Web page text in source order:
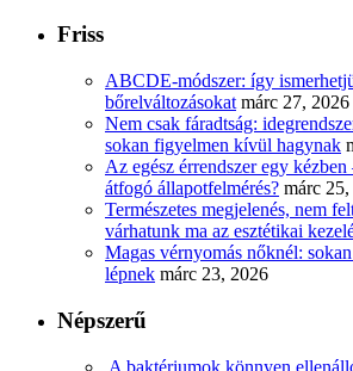
Friss
ABCDE‑módszer: így
bőrelváltozásokat márc 27, 2026
Nem csak fáradtság:
sokan figyelmen kívül hagynak
Az egész érrendszer egy
átfogó állapotfelmérés? márc
Természetes megjelenés, nem
várhatunk ma az esztétikai
Magas vérnyomás nőknél:
lépnek márc 23, 2026
Népszerű
A baktériumok könnyen